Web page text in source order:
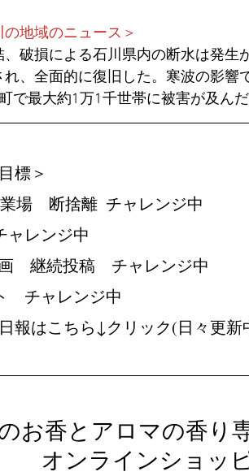
の地域のニュース＞
、破損による石川県内の断水は発生
、全面的に復旧した。寒波の影響
で最大約1万1千世帯に被害が及んだ
標＞
場　断捨離  チャレンジ中
ャレンジ中
　継続投稿　チャレンジ中
　チャレンジ中
報はこちら↓クリック(日々更
お香とアロマの香り
オンラインショッ